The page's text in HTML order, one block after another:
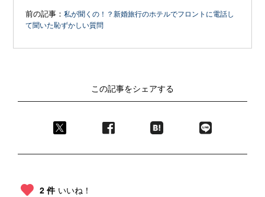
前の記事：私が聞くの！？新婚旅行のホテルでフロントに電話し
て聞いた恥ずかしい質問
この記事をシェアする
2 件 いいね！